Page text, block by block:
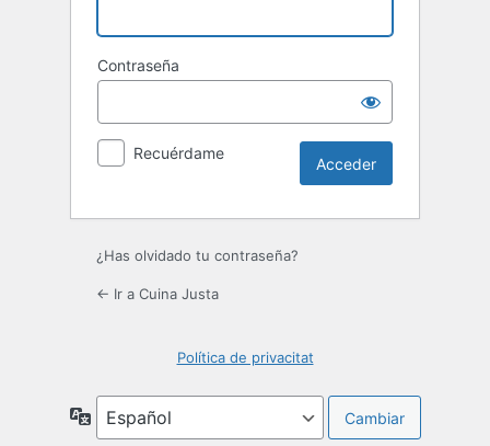
Contraseña
Recuérdame
¿Has olvidado tu contraseña?
← Ir a Cuina Justa
Política de privacitat
Idioma